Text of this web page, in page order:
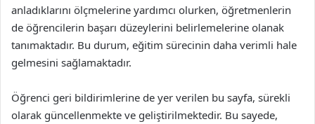
anladıklarını ölçmelerine yardımcı olurken, öğretmenlerin
de öğrencilerin başarı düzeylerini belirlemelerine olanak
tanımaktadır. Bu durum, eğitim sürecinin daha verimli hale
gelmesini sağlamaktadır.
Öğrenci geri bildirimlerine de yer verilen bu sayfa, sürekli
olarak güncellenmekte ve geliştirilmektedir. Bu sayede,